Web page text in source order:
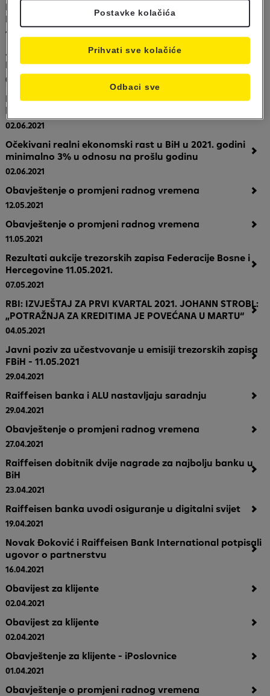
Rezultati aukcije trezorskih zapisa Federacije Bosne i
Hercegovine 22.06.2021.
14.06.2021
Javni poziv za učestvovanje u emisiji trezorskih zapisa
FBiH – 22.06.2021.
08.06.2021
Digitalna korpa RBI-a - jednostavni krediti za rastuće
kompanije, po prvi put
02.06.2021
Očekivani realni ekonomski rast u BiH u 2021. godini
minimalno 3% u odnosu na prošlu godinu
02.06.2021
Obavještenje o promjeni radnog vremena
12.05.2021
Obavještenje o promjeni radnog vremena
11.05.2021
Rezultati aukcije trezorskih zapisa Federacije Bosne i
Hercegovine 11.05.2021.
07.05.2021
RBI: IZVJEŠTAJ ZA PRVI KVARTAL 2021. JOHANN STROBL:
„POTRAŽNJA ZA KREDITIMA JE POVEĆANA U MARTU“
04.05.2021
Javni poziv za učestvovanje u emisiji trezorskih zapisa
FBiH - 11.05.2021
29.04.2021
Raiffeisen banka i ALU nastavljaju saradnju
29.04.2021
Obavještenje o promjeni radnog vremena
27.04.2021
Raiffeisen dobitnik dvije nagrade za najbolju banku u
BiH
23.04.2021
Raiffeisen banka uvodi osiguranje u digitalni svijet
19.04.2021
Novak Đoković i Raiffeisen Bank International potpisali
ugovor o partnerstvu
16.04.2021
Obavijest za klijente
02.04.2021
Obavijest za klijente
02.04.2021
Obavještenje za klijente - iPoslovnice
01.04.2021
Obavještenje o promjeni radnog vremena
Postavke kolačića
Odbaci sve
Prihvati sve kolačiće